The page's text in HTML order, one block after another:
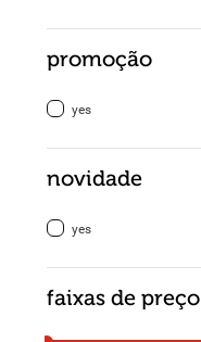
promoção
yes
novidade
yes
faixas de preço